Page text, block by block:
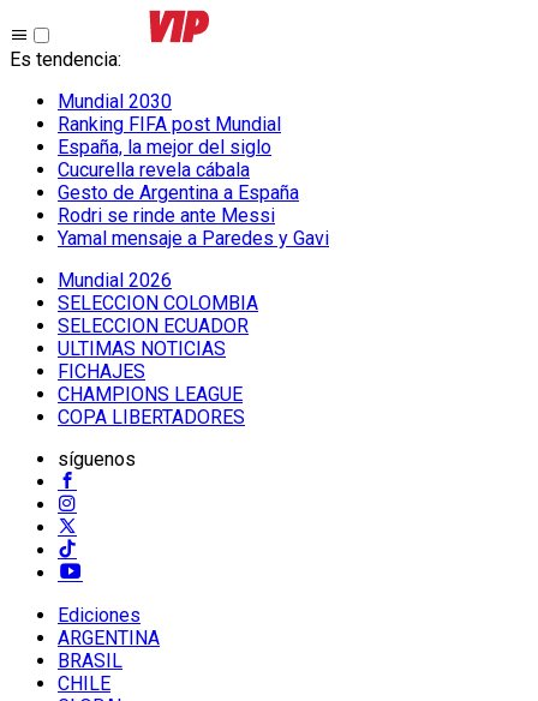
Es tendencia:
Mundial 2030
Ranking FIFA post Mundial
España, la mejor del siglo
Cucurella revela cábala
Gesto de Argentina a España
Rodri se rinde ante Messi
Yamal mensaje a Paredes y Gavi
Mundial 2026
SELECCION COLOMBIA
SELECCION ECUADOR
ULTIMAS NOTICIAS
FICHAJES
CHAMPIONS LEAGUE
COPA LIBERTADORES
síguenos
Ediciones
ARGENTINA
BRASIL
CHILE